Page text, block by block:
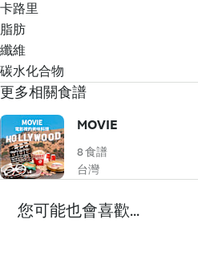
卡路里
脂肪
纖維
碳水化合物
更多相關食譜
MOVIE
8 食譜
台灣
您可能也會喜歡...